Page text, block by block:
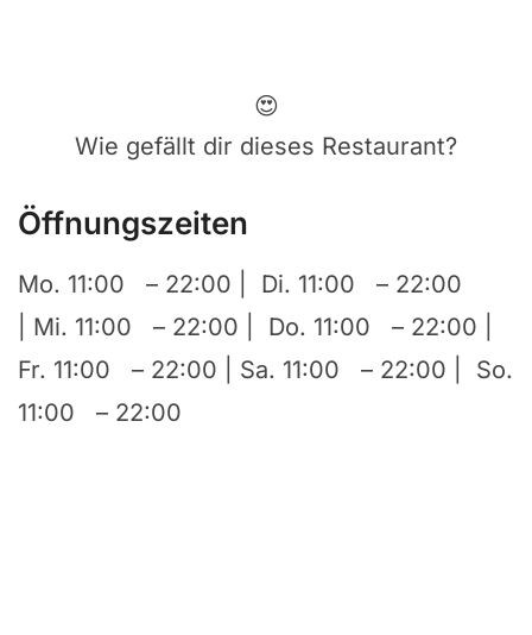
😍
Wie gefällt dir dieses Restaurant?
Öffnungszeiten
Mo. 11:00 – 22:00 | Di. 11:00 – 22:00
| Mi. 11:00 – 22:00 | Do. 11:00 – 22:00 |
Fr. 11:00 – 22:00 | Sa. 11:00 – 22:00 | So.
11:00 – 22:00